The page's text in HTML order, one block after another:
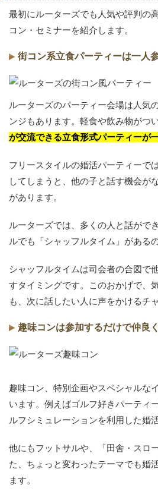
最初にルーターズでも人気や評判の
コン・セミナーを紹介します。
街コン系立食パーティーは一人
ルーターズのパーティー会場は人気
ンジもあります。軽食や飲み物がつい
が交流できる立食形式パーティーが
フリースタイルの婚活パーティーで
してしまうと、他の子と話す機会が
があります。
ルーターズでは、多くの人と話がで
ルでも「シャッフルタイム」がある
シャッフルタイムは司会者の合図で
すタイミングです。このおかげで、
も、次に話したい人に声をかけるチ
趣味コンは参加するだけで仲良
趣味コン、特別企画やスペシャルな
います。例えばゴルフ好きパーティ
ルフシミュレーションを利用した婚
他にもフットサルや、「田舎・スロ
た、ちょっと変わったテーマでも婚
ます。